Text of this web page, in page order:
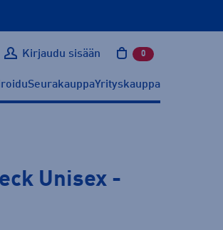
Kirjaudu sisään 0 tuotetta
SeurakauppaYrityskauppa
Unisex -